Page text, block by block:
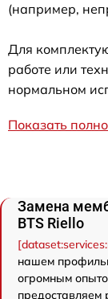
(например,
Для
работе или
нормальном
Показать
Замена
BTS Riello
нашем
огромным